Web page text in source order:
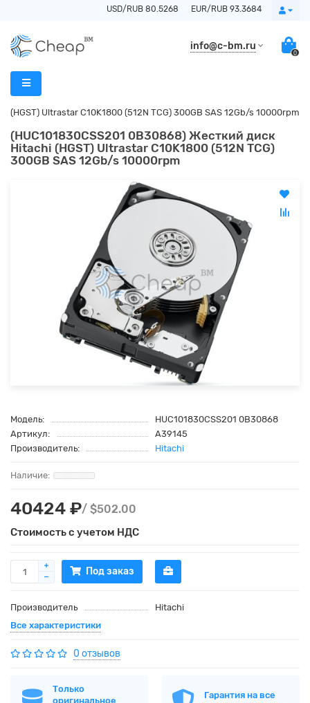
USD/RUB 80.5268 EUR/RUB 93.3684
info@c-bm.ru
0
Ultrastar C10K1800 (512N TCG) 300GB SAS 12Gb/s 10000rpm
(HUC101830CSS201 0B30868) Жесткий диск
Hitachi (HGST) Ultrastar C10K1800 (512N TCG)
300GB SAS 12Gb/s 10000rpm
Модель:
HUC101830CSS201 0B30868
Артикул:
A39145
Производитель:
Hitachi
40424 ₽/ $502.00
Стоимость с учетом НДС
Под заказ
Производитель
Hitachi
Все характеристики
0 отзывов
Только
оригинальное
Гарантия на все